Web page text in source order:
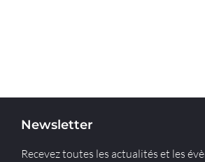
Newsletter
Recevez toutes les actualités et les